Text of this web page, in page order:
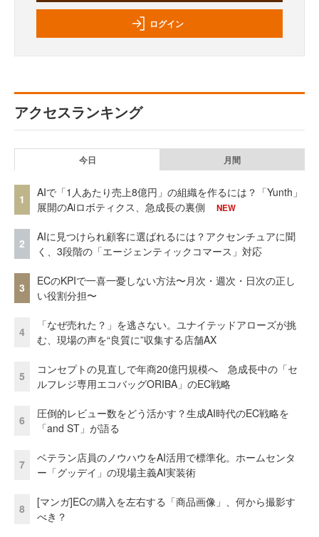
ログイン
アクセスランキング
今日 月間
1
AIで「1人あたり売上8億円」の組織を作るには？「Yunth」
展開のAiロボティクス、急成長の裏側
NEW
2
AIに見つけられ顧客に選ばれるには？アクセンチュアに聞
く、3段階の「エージェンティックコマース」対応
3
ECのKPIで一喜一憂しない方法〜月次・週次・日次の正し
い役割分担〜
4
「なぜ売れた？」を逃さない。ユナイテッドアローズが挑
む、現場の声を“良質に”収集する店舗AX
5
コンセプトの見直しで年商20億円規模へ 急成長中の「セ
ルフレジ専用エコバッグORIBA」のEC戦略
6
圧倒的レビュー数をどう活かす？生成AI時代のEC戦略を
「and ST」が語る
7
ベテラン店員のノウハウをAI活用で標準化。ホームセンタ
ー「グッデイ」の現場主義AI実装術
8
[マンガ]ECの購入を左右する「商品画像」、何から撮影す
べき？